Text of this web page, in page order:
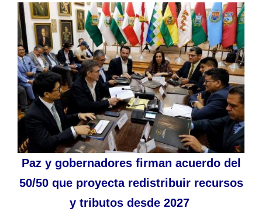
Paz y gobernadores firman acuerdo del
50/50 que proyecta redistribuir recursos
y tributos desde 2027